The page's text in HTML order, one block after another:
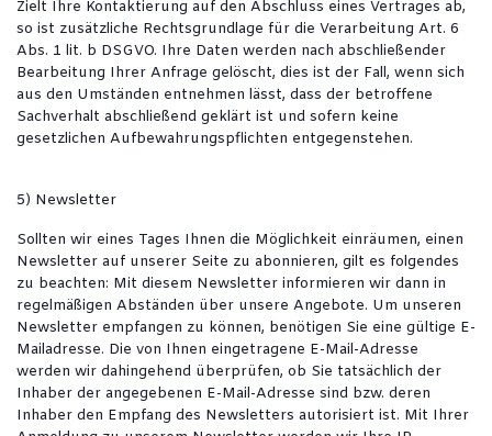
Zielt Ihre Kontaktierung auf den Abschluss eines Vertrages ab,
so ist zusätzliche Rechtsgrundlage für die Verarbeitung Art. 6
Abs. 1 lit. b DSGVO. Ihre Daten werden nach abschließender
Bearbeitung Ihrer Anfrage gelöscht, dies ist der Fall, wenn sich
aus den Umständen entnehmen lässt, dass der betroffene
Sachverhalt abschließend geklärt ist und sofern keine
gesetzlichen Aufbewahrungspflichten entgegenstehen.
5) Newsletter
Sollten wir eines Tages Ihnen die Möglichkeit einräumen, einen
Newsletter auf unserer Seite zu abonnieren, gilt es folgendes
zu beachten: Mit diesem Newsletter informieren wir dann in
regelmäßigen Abständen über unsere Angebote. Um unseren
Newsletter empfangen zu können, benötigen Sie eine gültige E-
Mailadresse. Die von Ihnen eingetragene E-Mail-Adresse
werden wir dahingehend überprüfen, ob Sie tatsächlich der
Inhaber der angegebenen E-Mail-Adresse sind bzw. deren
Inhaber den Empfang des Newsletters autorisiert ist. Mit Ihrer